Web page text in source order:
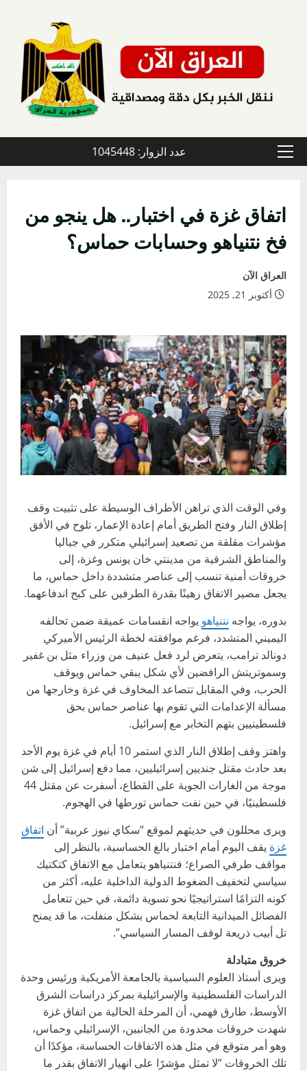
القائمة
عدد الزوار: 1045448
اتفاق غزة في اختبار.. هل ينجو من
فخ نتنياهو وحسابات حماس؟
العراق الآن
أكتوبر 21, 2025
وفي الوقت الذي تراهن الأطراف الوسيطة على تثبيت وقف
إطلاق النار وفتح الطريق أمام إعادة الإعمار، تلوح في الأفق
مؤشرات مقلقة من تصعيد إسرائيلي متكرر في جباليا
والمناطق الشرقية من مدينتي خان يونس وغزة، إلى
خروقات أمنية تنسب إلى عناصر متشددة داخل حماس، ما
يجعل مصير الاتفاق رهينًا بقدرة الطرفين على كبح اندفاعهما.
بدوره، يواجه نتنياهو يواجه انقسامات عميقة ضمن تحالفه
اليميني المتشدد، فرغم موافقته لخطة الرئيس الأميركي
دونالد ترامب، يتعرض لرد فعل عنيف من وزراء مثل بن غفير
وسموتريتش الرافضين لأي شكل يبقي حماس ويوقف
الحرب، وفي المقابل تتصاعد المخاوف في غزة وخارجها من
مسألة الإعدامات التي تقوم بها عناصر حماس بحق
فلسطينيين بتهم التخابر مع إسرائيل.
واهتز وقف إطلاق النار الذي استمر 10 أيام في غزة يوم الأحد
بعد حادث مقتل جنديين إسرائيليين، مما دفع إسرائيل إلى شن
موجة من الغارات الجوية على القطاع، أسفرت عن مقتل 44
فلسطينيًا، في حين نفت حماس تورطها في الهجوم.
ويرى محللون في حديثهم لموقع “سكاي نيوز عربية” أن اتفاق
غزة يقف اليوم أمام اختبار بالغ الحساسية، بالنظر إلى
مواقف طرفي الصراع؛ فنتنياهو يتعامل مع الاتفاق كتكتيك
سياسي لتخفيف الضغوط الدولية الداخلية عليه، أكثر من
كونه التزامًا استراتيجيًا نحو تسوية دائمة، في حين تتعامل
الفصائل الميدانية التابعة لحماس بشكل منفلت، ما قد يمنح
تل أبيب ذريعة لوقف المسار السياسي”.
خروق متبادلة
ويرى أستاذ العلوم السياسية بالجامعة الأمريكية ورئيس وحدة
الدراسات الفلسطينية والإسرائيلية بمركز دراسات الشرق
الأوسط، طارق فهمي، أن المرحلة الحالية من اتفاق غزة
شهدت خروقات محدودة من الجانبين، الإسرائيلي وحماس،
وهو أمر متوقع في مثل هذه الاتفاقات الحساسة، مؤكدًا أن
تلك الخروقات “لا تمثل مؤشرًا على انهيار الاتفاق بقدر ما